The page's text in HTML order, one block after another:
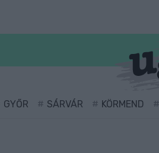
GYŐR SÁRVÁR KÖRMEND